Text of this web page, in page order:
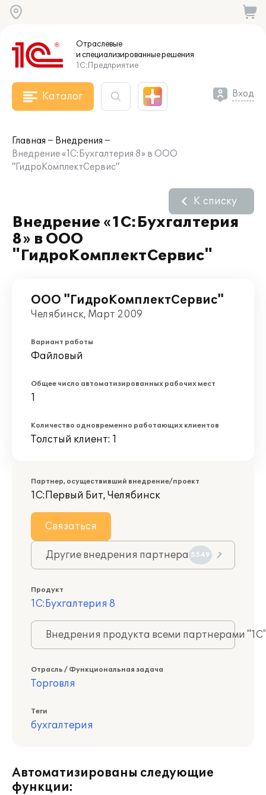
Отраслевые
и специализированныерешения
1С:Предприятие
Каталог Вход
Главная
Внедрения
Внедрение «1С:Бухгалтерия 8» в ООО
"ГидроКомплектСервис"
Внедрение «1С:Бухгалтерия
8» в ООО
"ГидроКомплектСервис"
К списку
ООО "ГидроКомплектСервис"
Челябинск, Март 2009
Вариант работы
Файловый
Общее число автоматизированных рабочих мест
1
Количество одновременно работающих клиентов
Толстый клиент: 1
Партнер, осуществивший внедрение/проект
1С:Первый Бит, Челябинск
Связаться
Другие внедрения партнера 5549
Продукт
1С:Бухгалтерия 8
Внедрения продукта всеми партнерами
Отрасль / Функциональная задача
Торговля
Теги
бухгалтерия
Автоматизированы следующие
функции: